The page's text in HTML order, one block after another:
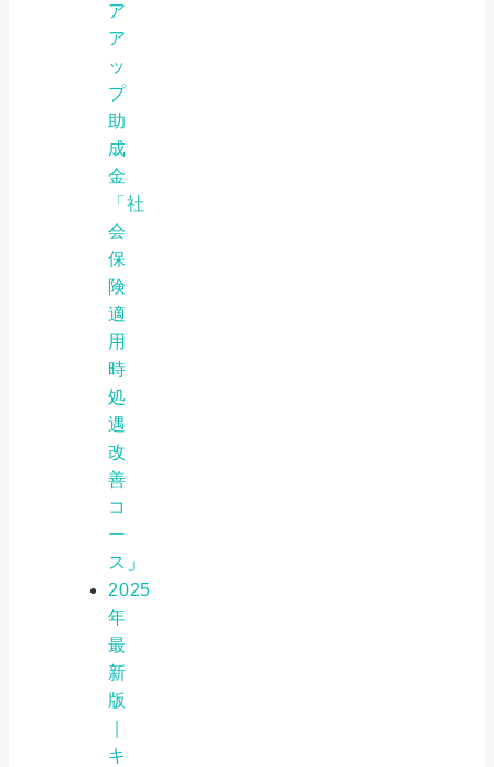
ア
ア
ッ
プ
助
成
金
「社
会
保
険
適
用
時
処
遇
改
善
コ
ー
ス」
2025
年
最
新
版
キ